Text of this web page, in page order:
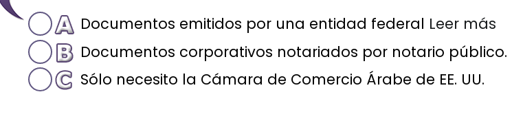
Documentos emitidos por una entidad federal Leer más
Documentos corporativos notariados por notario público.
Sólo necesito la Cámara de Comercio Árabe de EE. UU.